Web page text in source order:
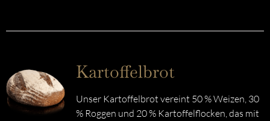
Kartoffelbrot
Unser Kartoffelbrot vereint 50 % Weizen, 30
% Roggen und 20 % Kartoffelflocken, das mit